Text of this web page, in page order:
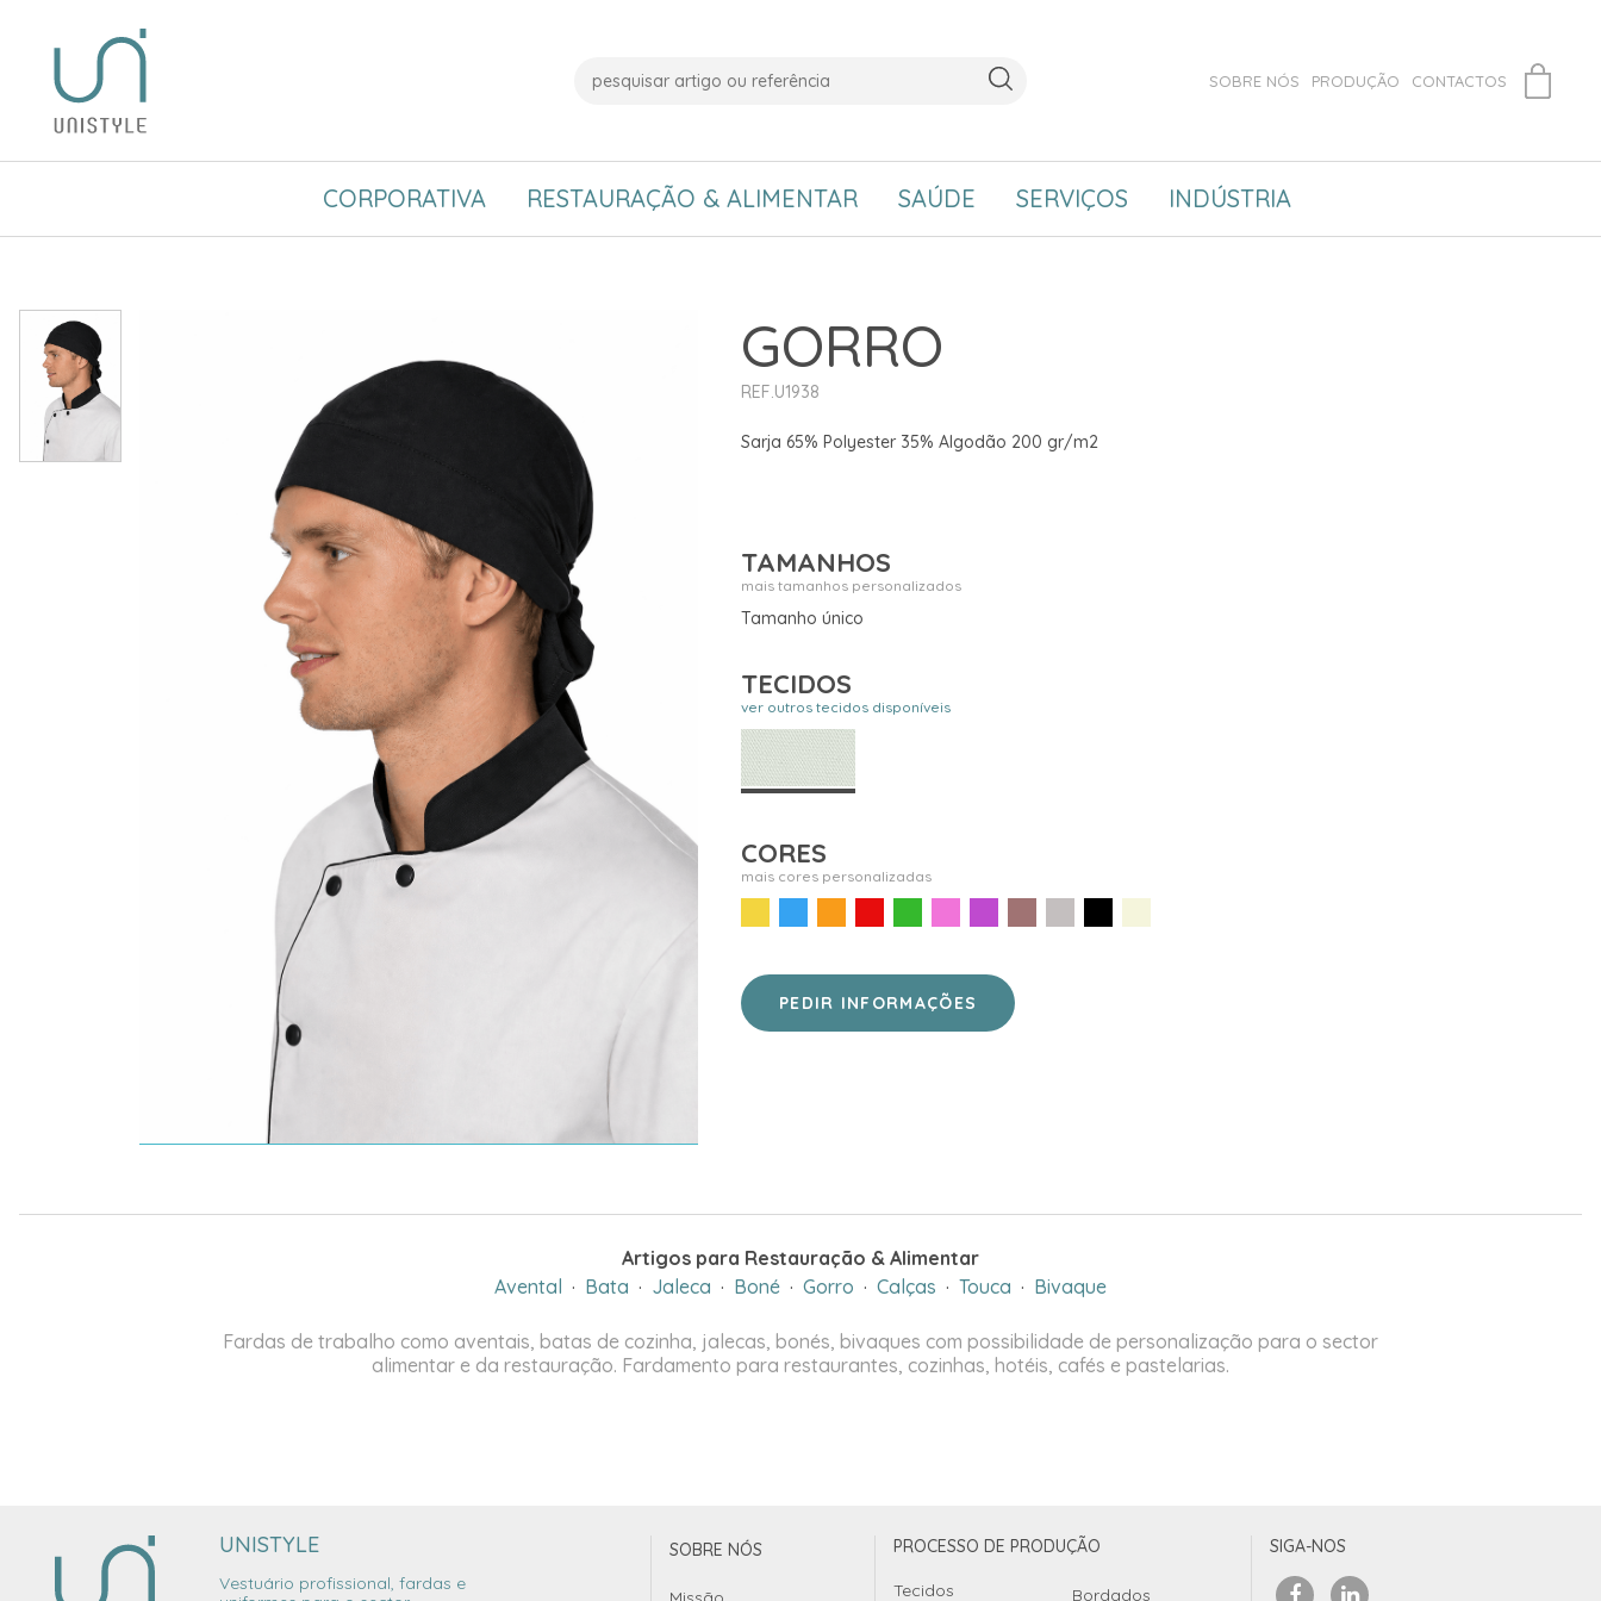
SOBRE NÓS PRODUÇÃO CONTACTOS
CORPORATIVA RESTAURAÇÃO & ALIMENTAR SAÚDE SERVIÇOS INDÚSTRIA
GORRO
REF.U1938
Sarja 65% Polyester 35% Algodão 200 gr/m2
TAMANHOS
mais tamanhos personalizados
Tamanho único
TECIDOS
ver outros tecidos disponíveis
CORES
mais cores personalizadas
PEDIR INFORMAÇÕES
Artigos para Restauração & Alimentar
Avental · Bata · Jaleca · Boné · Gorro · Calças · Touca · Bivaque
Fardas de trabalho como aventais, batas de cozinha, jalecas, bonés, bivaques com possibilidade de personalização para o sector
alimentar e da restauração. Fardamento para restaurantes, cozinhas, hotéis, cafés e pastelarias.
UNISTYLE
Vestuário profissional, fardas e
SOBRE NÓS PROCESSO DE PRODUÇÃO
Tecidos Bordados
SIGA-NOS